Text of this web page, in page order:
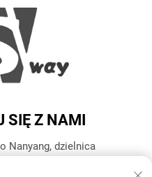
Z NAMI
Nanyang, dzielnica